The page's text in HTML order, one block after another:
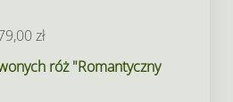
złZakres
cen:
róż "Romantyczny